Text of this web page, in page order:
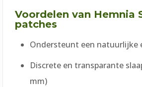
Voordelen van Hemnia
patches
Ondersteunt een natuurlijke
Discrete en transparante
mm)